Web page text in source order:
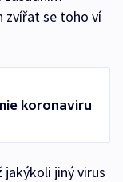
zvířat se toho ví
koronaviru
jakýkoli jiný virus